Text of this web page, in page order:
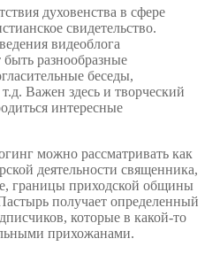
духовенства в сфере
свидетельство.
видеоблога
разнообразные
беседы,
Важен здесь и творческий
интересные
можно рассматривать как
деятельности священника,
границы приходской общины
получает определенный
которые в какой-то
прихожанами.